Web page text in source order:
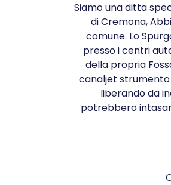
Siamo una ditta
di Cremona,
comune. Lo
presso i centri
della propria
canaljet
liberando da
potrebbero